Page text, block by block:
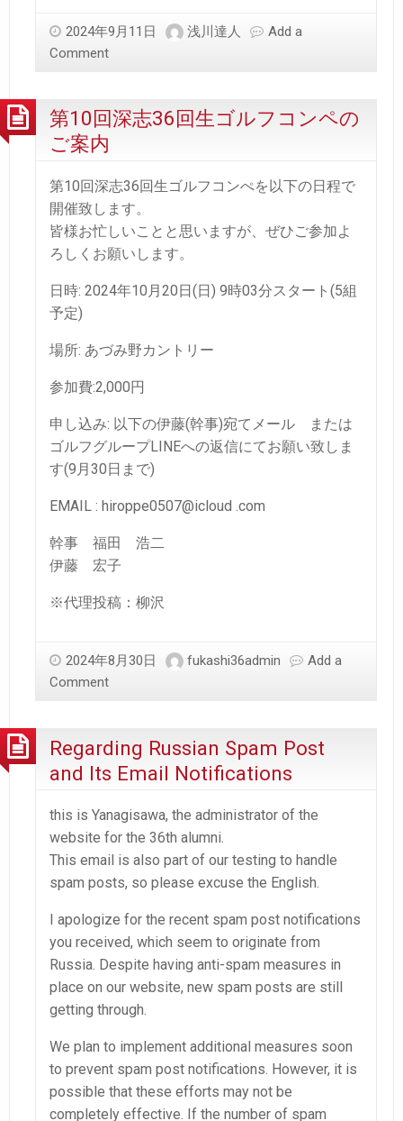
2024年9月11日 浅川達人
Add a
Comment
第10回深志36回生ゴルフコンペの
ご案内
第10回深志36回生ゴルフコンぺを以下の日程で
開催致します。
皆様お忙しいことと思いますが、ぜひご参加よ
ろしくお願いします。
日時: 2024年10月20日(日) 9時03分スタート(5組
予定)
場所: あづみ野カントリー
参加費:2,000円
申し込み: 以下の伊藤(幹事)宛てメール または
ゴルフグループLINEへの返信にてお願い致しま
す(9月30日まで)
EMAIL : hiroppe0507@icloud .com
幹事 福田 浩二
伊藤 宏子
※代理投稿：柳沢
2024年8月30日 fukashi36admin
Add a
Comment
Regarding Russian Spam Post
and Its Email Notifications
this is Yanagisawa, the administrator of the
website for the 36th alumni.
This email is also part of our testing to handle
spam posts, so please excuse the English.
I apologize for the recent spam post notifications
you received, which seem to originate from
Russia. Despite having anti-spam measures in
place on our website, new spam posts are still
getting through.
We plan to implement additional measures soon
to prevent spam post notifications. However, it is
possible that these efforts may not be
completely effective. If the number of spam